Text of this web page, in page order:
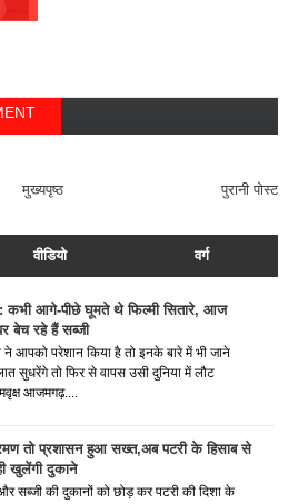
पुरानी पोस्ट
मुख्यपृष्ठ
वीडियो वर्ग
आगे-पीछे घूमते थे फिल्मी सितारे, आज
बेच रहे हैं सब्जी
आपको परेशान किया है तो इनके बारे में भी जाने
सुधरेंगे तो फिर से वापस उसी दुनिया में लौट
आजमगढ़....
तो प्रशासन हुआ सख्त,अब पटरी के हिसाब से
खुलेंगी दुकाने
सब्जी की दुकानों को छोड़ कर पटरी की दिशा के